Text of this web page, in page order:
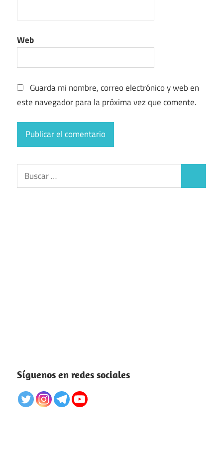
Web
Guarda mi nombre, correo electrónico y web en
este navegador para la próxima vez que comente.
Buscar:
Síguenos en redes sociales